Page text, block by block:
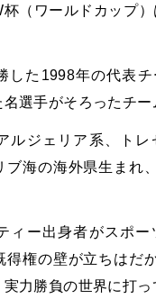
杯（ワールドカップ
した 1998年の代表
選手がそろったチー
ルジェリア系、ト
ブ海の海外県生まれ
ィー出身者がスポ
得権の壁が立ちはだ
力勝負の世界に打っ